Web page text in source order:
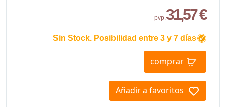
pvp.31,57 €
Sin Stock. Posibilidad entre 3 y 7 días
comprar
Añadir a favoritos